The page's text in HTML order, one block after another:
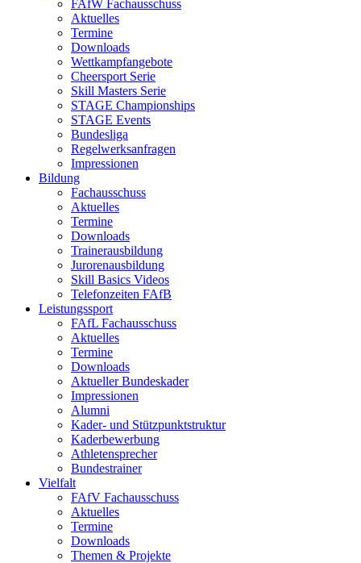
FAfW Fachausschuss
Aktuelles
Termine
Downloads
Wettkampfangebote
Cheersport Serie
Skill Masters Serie
STAGE Championships
STAGE Events
Bundesliga
Regelwerksanfragen
Impressionen
Bildung
Fachausschuss
Aktuelles
Termine
Downloads
Trainerausbildung
Jurorenausbildung
Skill Basics Videos
Telefonzeiten FAfB
Leistungssport
FAfL Fachausschuss
Aktuelles
Termine
Downloads
Aktueller Bundeskader
Impressionen
Alumni
Kader- und Stützpunktstruktur
Kaderbewerbung
Athletensprecher
Bundestrainer
Vielfalt
FAfV Fachausschuss
Aktuelles
Termine
Downloads
Themen & Projekte